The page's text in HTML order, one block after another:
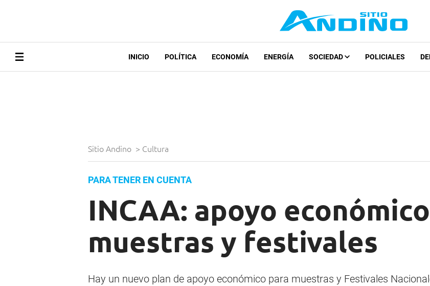
INICIO POLÍTICA ECONOMÍA ENERGÍA SOCIEDAD POLICIALES
Sitio Andino > Cultura
PARA TENER EN CUENTA
INCAA: apoyo
muestras y festivales
Hay un nuevo plan de apoyo económico para muestras y Festivales